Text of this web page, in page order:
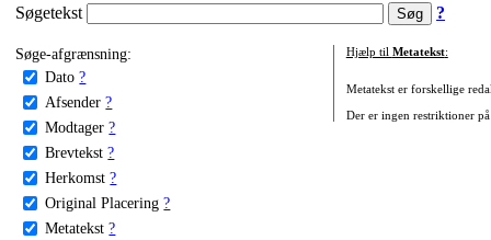
Søgetekst ?
Søge-afgrænsning:
Dato ?
Afsender ?
Modtager ?
Brevtekst ?
Herkomst ?
Original Placering ?
Metatekst ?
Hjælp til Metatekst:
Metatekst er forskellige
Der er ingen restriktioner